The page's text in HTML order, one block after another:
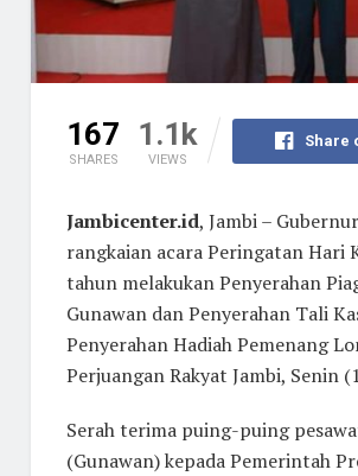
167
SHARES
1.1k
VIEWS
Share
Jambicenter.id, Jambi –
rangkaian acara Peringatan Hari
tahun melakukan Penyerahan
Gunawan dan Penyerahan Tali
Penyerahan Hadiah Pemenang
Perjuangan Rakyat Jambi, Senin
Serah terima puing-puing
(Gunawan) kepada Pemerintah